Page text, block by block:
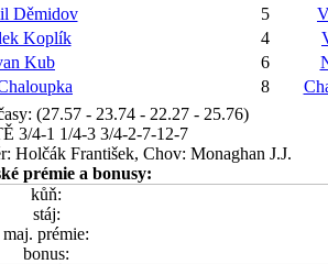
Děmidov 5
Koplík 4
Kub 6
8
(27.57 - 23.74 - 22.27 - 25.76)
3/4-1 1/4-3 3/4-2-7-12-7
Holčák František, Chov: Monaghan J.J.
prémie a bonusy:
kůň:
stáj:
maj. prémie:
bonus: